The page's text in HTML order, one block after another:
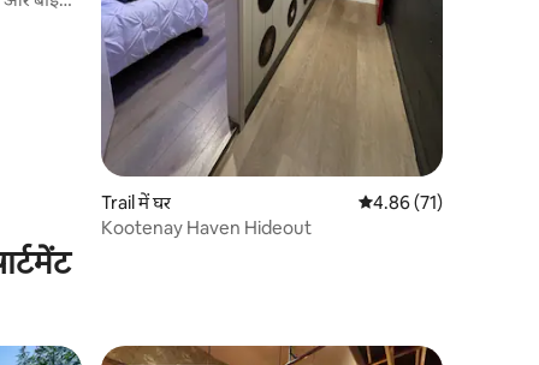
Trail में घर औसत रेटिंग 5 में से 4.86,
4.86 (71)
Kootenay Haven Hideout